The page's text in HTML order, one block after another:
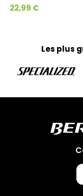
22,99 €
Les plus